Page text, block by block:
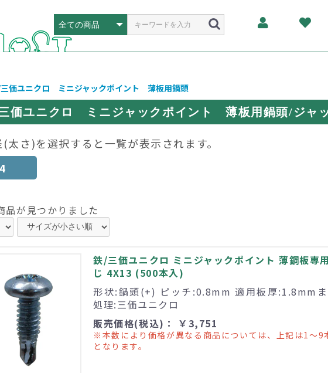
価ユニクロ ミニジャックポイント 薄板用鍋頭
価ユニクロ ミニジャックポイント 薄板用鍋頭/ジャ
太さ)を選択すると一覧が表示されます。
4
品が見つかりました
鉄/三価ユニクロ ミニジャックポイント 薄鋼板専
じ 4X13 (500本入)
形状:鍋頭(+) ピッチ:0.8mm 適用板厚:1.8mm
処理:三価ユニクロ
販売価格(税込)： ￥3,751
※本数により価格が異なる商品については、上記は1～9
となります。